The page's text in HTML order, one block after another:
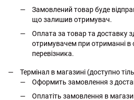
Замовлений товар буде
що залишив отримувач.
Оплата за товар та доставку
отримувачем при отриманні в
перевізника.
Термінал в магазині (доступно
Оформить замовлення з
Оплатіть замовлення в